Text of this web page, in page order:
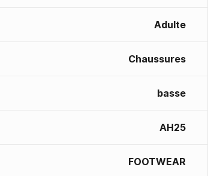
Adulte
Chaussures
basse
AH25
FOOTWEAR